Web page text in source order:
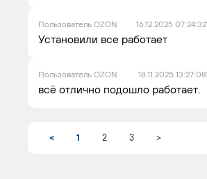
Пользователь OZON 16.12.2025 07:24:32
Установили все работает
Пользователь OZON 18.11.2025 13:27:08
всё отлично подошло работает.
< 1 2 3 >